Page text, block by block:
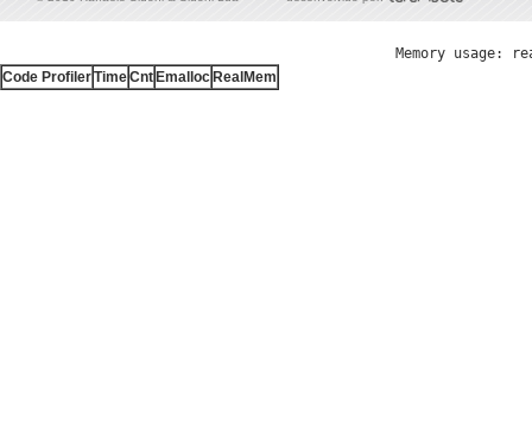
Memory usage:
Code ProfilerTimeCnt Emalloc RealMem